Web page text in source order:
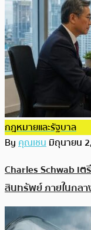
กฎหมายและรัฐบาล
Byคุณเชนมิถุนายน
Charles Schwab เ
สินทรัพย์ ภายในกล